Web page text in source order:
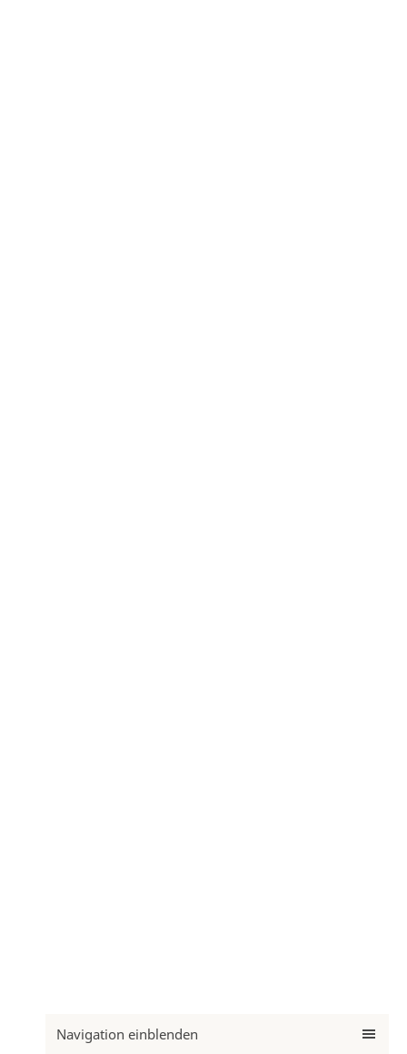
Navigation einblenden